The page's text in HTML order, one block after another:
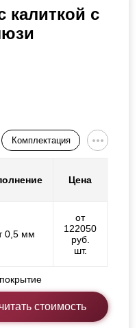
калиткой с
Комплектация
Цена
0,5 мм
от
122050
руб.
шт.
стоимость